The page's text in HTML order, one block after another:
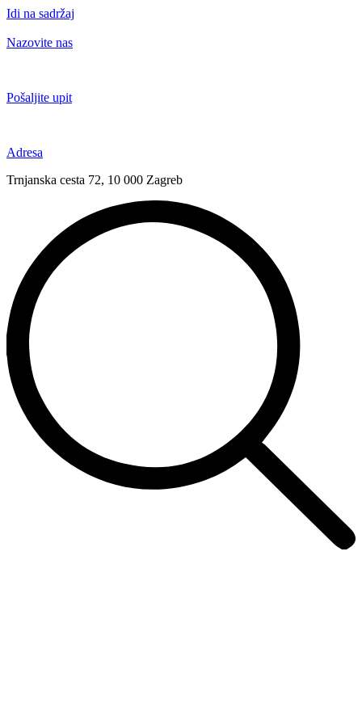
Idi na sadržaj
Nazovite nas
Pošaljite upit
Adresa
Trnjanska cesta 72, 10 000 Zagreb